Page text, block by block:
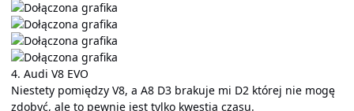
4. Audi V8 EVO
Niestety pomiędzy V8, a A8 D3 brakuje mi D2 której nie mogę
zdobyć, ale to pewnie jest tylko kwestia czasu.